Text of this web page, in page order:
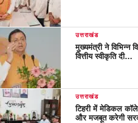
उत्तराखंड
मुख्यमंत्री ने विभिन्न
वित्तीय स्वीकृति दी…
उत्तराखंड
टिहरी में मेडिकल
और मजबूत करेगी